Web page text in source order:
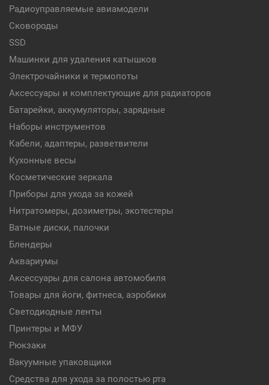
Радиоуправляемые авиамодели
Сковороды
SSD
Машинки для удаления катышков
Электрочайники и термопоты
Аксессуары и комплектующие для радиаторов
Батарейки, аккумуляторы, зарядные
Наборы инструментов
Кабели, адаптеры, разветвители
Кухонные весы
Косметические зеркала
Приборы для ухода за кожей
Нитратомеры, дозиметры, экотестеры
Ватные диски, палочки
Блендеры
Аквариумы
Аксессуары для салона автомобиля
Товары для йоги, фитнеса, аэробики
Светодиодные ленты
Принтеры и МФУ
Рюкзаки
Вакуумные упаковщики
Средства для ухода за полостью рта